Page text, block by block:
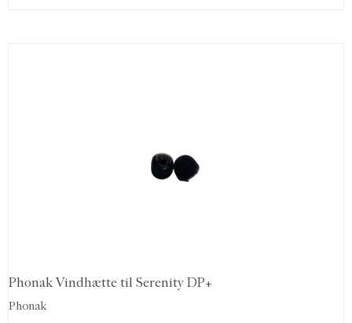
Phonak Vindhætte til Serenity DP+
Phonak